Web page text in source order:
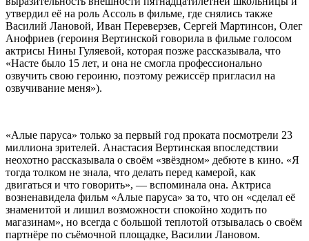
утвердил её на роль Ассоль в фильме, где снялись также
Василий Лановой, Иван Переверзев, Сергей Мартинсон, Олег
Анофриев (героиня Вертинской говорила в фильме голосом
актрисы Нины Гуляевой, которая позже рассказывала, что
«Насте было 15 лет, и она не смогла профессионально
озвучить свою героиню, поэтому режиссёр пригласил на
озвучивание меня»).
«Алые паруса» только за первый год проката посмотрели 23
миллиона зрителей. Анастасия Вертинская впоследствии
неохотно рассказывала о своём «звёздном» дебюте в кино. «Я
тогда толком не знала, что делать перед камерой, как
двигаться и что говорить», — вспоминала она. Актриса
возненавидела фильм «Алые паруса» за то, что он «сделал её
знаменитой и лишил возможности спокойно ходить по
магазинам», но всегда с большой теплотой отзывалась о своём
партнёре по съёмочной площадке, Василии Лановом.